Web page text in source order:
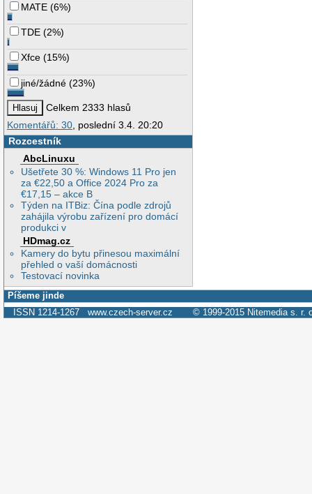
MATE (6%)
TDE (2%)
Xfce (15%)
jiné/žádné (23%)
Celkem 2333 hlasů
Komentářů: 30, poslední 3.4. 20:20
Rozcestník
AbcLinuxu
Ušetřete 30 %: Windows 11 Pro jen
za €22,50 a Office 2024 Pro za
€17,15 – akce B
Týden na ITBiz: Čína podle zdrojů
zahájila výrobu zařízení pro domácí
produkci v
HDmag.cz
Kamery do bytu přinesou maximální
přehled o vaší domácnosti
Testovací novinka
Píšeme jinde
ISSN 1214-1267 www.czech-server.cz © 1999-2015 Nitemedia s. r.